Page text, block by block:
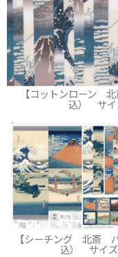
【コットンローン
込） サイ
【シーチング 北斎
込） サイズ